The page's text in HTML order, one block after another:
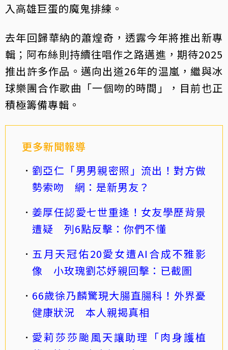
入高雄巨蛋的魔鬼排練。
去年回歸華納的蕭煌奇，透露今年將推出新專
輯；阿布絲則持續往唱作之路邁進，期待2025
推出許多作品。邁向出道26年的温嵐，繼與冰
球樂團合作歌曲「一個吻的時間」，目前也正
積極籌備專輯。
更多新聞報導
劉亞仁「男男親密照」流出！對方做
勢索吻 網：是新男友？
姜厚任認愛七世重逢！女友學歷背景
遭疑 列6點反擊：你們不懂
五月天冠佑20愛女遭AI合成不雅影
像 小玫瑰劉芯妤親回擊：已截圖
66歲徐乃麟驚現大腸直腸科！外界憂
健康狀況 本人親揭真相
愛莉莎莎颱風天讓助理「肉身護植